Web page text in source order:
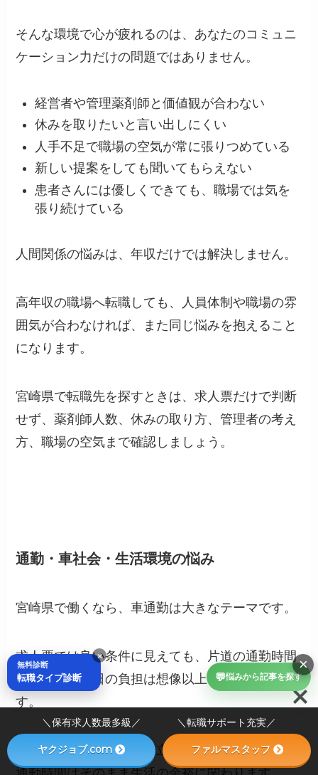
そんな環境で心が疲れるのは、あなたのコミュニ
ケーション力だけの問題ではありません。
経営者や管理薬剤師と価値観が合わない
休みを取りたいと言い出しにくい
人手不足で職場の空気が常に張りつめている
新しい提案をしても聞いてもらえない
患者さんには優しくできても、職場では気を
張り続けている
人間関係の悩みは、年収だけでは解決しません。
高年収の職場へ転職しても、人員体制や職場の雰
囲気が合わなければ、また同じ悩みを抱えること
になります。
宮崎県で転職先を探すときは、求人票だけで判断
せず、薬剤師人数、休みの取り方、管理者の考え
方、職場の空気まで確認しましょう。
通勤・車社会・生活環境の悩み
宮崎県で働くなら、車通勤は大きなテーマです。
求人票では良い条件に見えても、片道の通勤時間
が長いと、毎日の負担は想像以上に重くなりま
す。
特に、子育てや介護と両立している方にとって、
💬悩みから記事を探す
×
×
無料診断
転職タイプ診断
＼保有求人数最多級／ ＼転職サポート充実／
ヤクジョブ.com ファルマスタッフ